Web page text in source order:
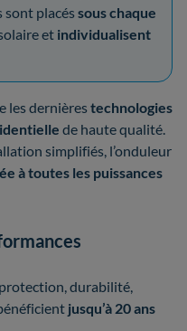
sont placés sous chaque
et individualisent
les dernièrestechnologies
de haute qualité.
simplifiés, l’onduleur
à toutes les puissances
durabilité,
jusqu’à 20 ans